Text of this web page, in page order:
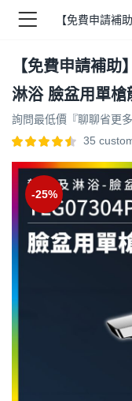
)
)
【免費申請補
淋浴 臉盆用單
詢問最低價『聊聊省更多
35
-25%